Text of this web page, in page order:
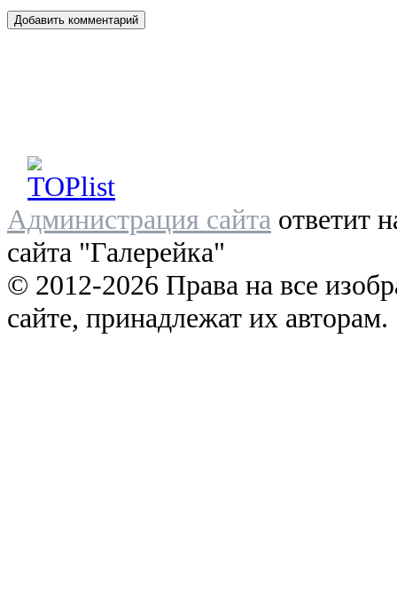
Администрация сайта ответит
сайта "Галерейка"
© 2012-2026 Права на все
сайте, принадлежат их авторам.